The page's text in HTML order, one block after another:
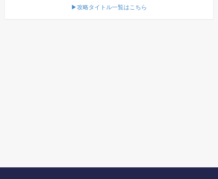
▶攻略タイトル一覧はこちら